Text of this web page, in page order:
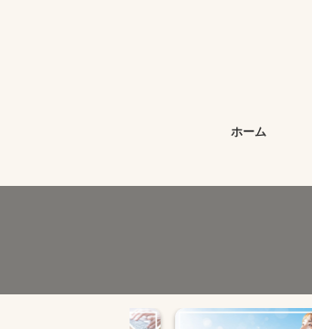
ホーム